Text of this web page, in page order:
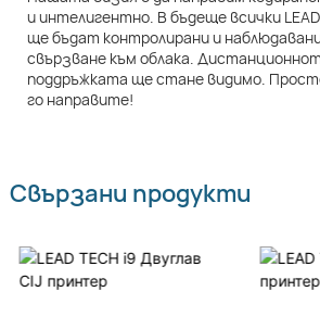
и интелигентно. В бъдеще всички
ще бъдат контролирани и
свързване към облака.
поддръжката ще стане видимо.
го направите!
Свързани продукти